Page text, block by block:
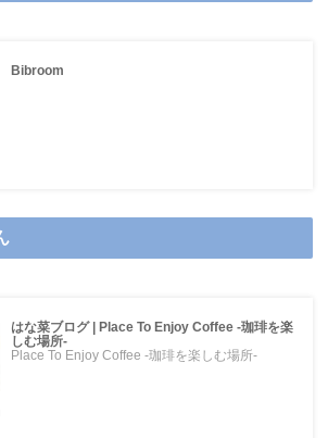
Bibroom
はな菜ブログ | Place To Enjoy Coffee -珈琲を楽
しむ場所-
Place To Enjoy Coffee -珈琲を楽しむ場所-